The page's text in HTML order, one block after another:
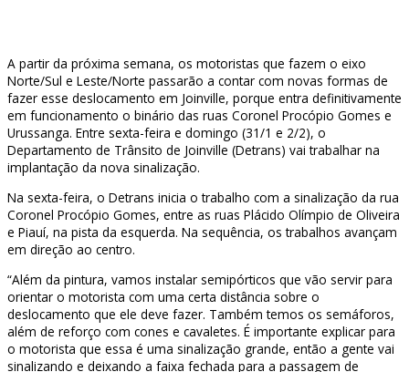
A partir da próxima semana, os motoristas que fazem o eixo
Norte/Sul e Leste/Norte passarão a contar com novas formas de
fazer esse deslocamento em Joinville, porque entra definitivamente
em funcionamento o binário das ruas Coronel Procópio Gomes e
Urussanga. Entre sexta-feira e domingo (31/1 e 2/2), o
Departamento de Trânsito de Joinville (Detrans) vai trabalhar na
implantação da nova sinalização.
Na sexta-feira, o Detrans inicia o trabalho com a sinalização da rua
Coronel Procópio Gomes, entre as ruas Plácido Olímpio de Oliveira
e Piauí, na pista da esquerda. Na sequência, os trabalhos avançam
em direção ao centro.
“Além da pintura, vamos instalar semipórticos que vão servir para
orientar o motorista com uma certa distância sobre o
deslocamento que ele deve fazer. Também temos os semáforos,
além de reforço com cones e cavaletes. É importante explicar para
o motorista que essa é uma sinalização grande, então a gente vai
sinalizando e deixando a faixa fechada para a passagem de